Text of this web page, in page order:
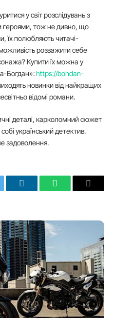
у світ розслідувань з
тож не дивно, що
їх полюбляють читачі-
розважити себе
Купити їх можна у
Богдан»:https://bohdan-
новинки від найкращих
відомі романи.
деталі, карколомний сюжет
український детектив.
задоволення.
LinkedInWhatsAppEmail